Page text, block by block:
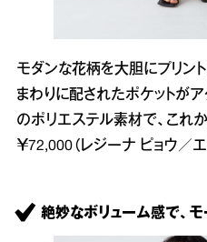
モダンな花柄を大胆にプリン
まわりに配されたポケットが
のポリエステル素材で、これ
￥72,000（レジーナ ピョウ／エ
絶妙なボリューム感で、モ